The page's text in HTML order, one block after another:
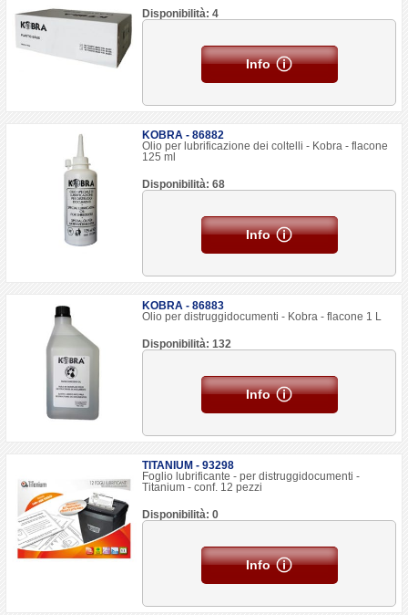
Disponibilità: 4
Info
KOBRA - 86882
Olio per lubrificazione dei coltelli - Kobra - flacone
125 ml
Disponibilità: 68
Info
KOBRA - 86883
Olio per distruggidocumenti - Kobra - flacone 1 L
Disponibilità: 132
Info
TITANIUM - 93298
Foglio lubrificante - per distruggidocumenti -
Titanium - conf. 12 pezzi
Disponibilità: 0
Info